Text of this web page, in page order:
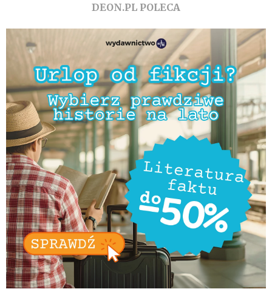
DEON.PL POLECA